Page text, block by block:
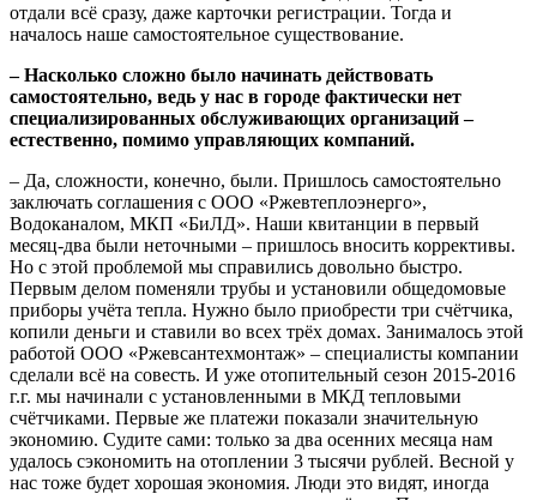
отдали всё сразу, даже карточки регистрации. Тогда и
началось наше самостоятельное существование.
– Насколько сложно было начинать действовать
самостоятельно, ведь у нас в городе фактически нет
специализированных обслуживающих организаций –
естественно, помимо управляющих компаний.
– Да, сложности, конечно, были. Пришлось самостоятельно
заключать соглашения с ООО «Ржевтеплоэнерго»,
Водоканалом, МКП «БиЛД». Наши квитанции в первый
месяц-два были неточными – пришлось вносить коррективы.
Но с этой проблемой мы справились довольно быстро.
Первым делом поменяли трубы и установили общедомовые
приборы учёта тепла. Нужно было приобрести три счётчика,
копили деньги и ставили во всех трёх домах. Занималось этой
работой ООО «Ржевсантехмонтаж» – специалисты компании
сделали всё на совесть. И уже отопительный сезон 2015-2016
г.г. мы начинали с установленными в МКД тепловыми
счётчиками. Первые же платежи показали значительную
экономию. Судите сами: только за два осенних месяца нам
удалось сэкономить на отоплении 3 тысячи рублей. Весной у
нас тоже будет хорошая экономия. Люди это видят, иногда